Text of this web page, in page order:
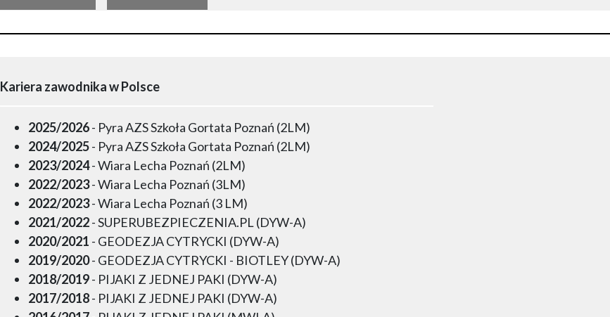
Kariera zawodnika w Polsce
2025/2026- Pyra AZS Szkoła Gortata Poznań (2LM)
2024/2025- Pyra AZS Szkoła Gortata Poznań (2LM)
2023/2024- Wiara Lecha Poznań (2LM)
2022/2023- Wiara Lecha Poznań (3LM)
2022/2023- Wiara Lecha Poznań (3 LM)
2021/2022- SUPERUBEZPIECZENIA.PL (DYW-A)
2020/2021 - GEODEZJA CYTRYCKI (DYW-A)
2019/2020- GEODEZJA CYTRYCKI - BIOTLEY (DYW-A)
2018/2019- PIJAKI Z JEDNEJ PAKI (DYW-A)
2017/2018- PIJAKI Z JEDNEJ PAKI (DYW-A)